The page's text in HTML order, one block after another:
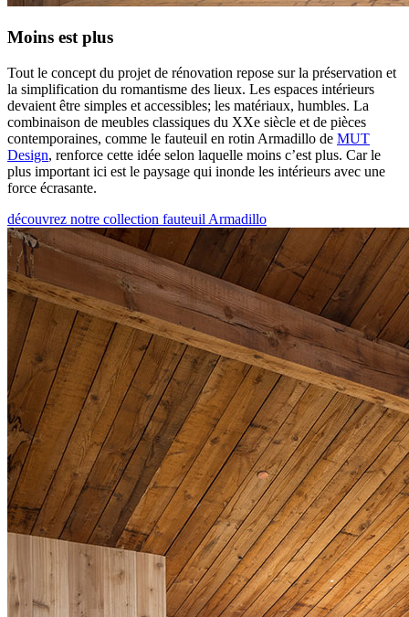
Moins est plus
Tout le concept du projet de rénovation repose sur la préservation et
la simplification du romantisme des lieux. Les espaces intérieurs
devaient être simples et accessibles; les matériaux, humbles. La
combinaison de meubles classiques du XXe siècle et de pièces
contemporaines, comme le fauteuil en rotin Armadillo de MUT
Design, renforce cette idée selon laquelle moins c’est plus. Car le
plus important ici est le paysage qui inonde les intérieurs avec une
force écrasante.
découvrez notre collection fauteuil Armadillo